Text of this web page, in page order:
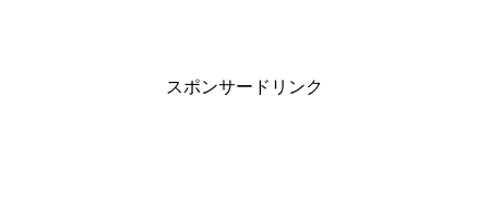
スポンサードリンク